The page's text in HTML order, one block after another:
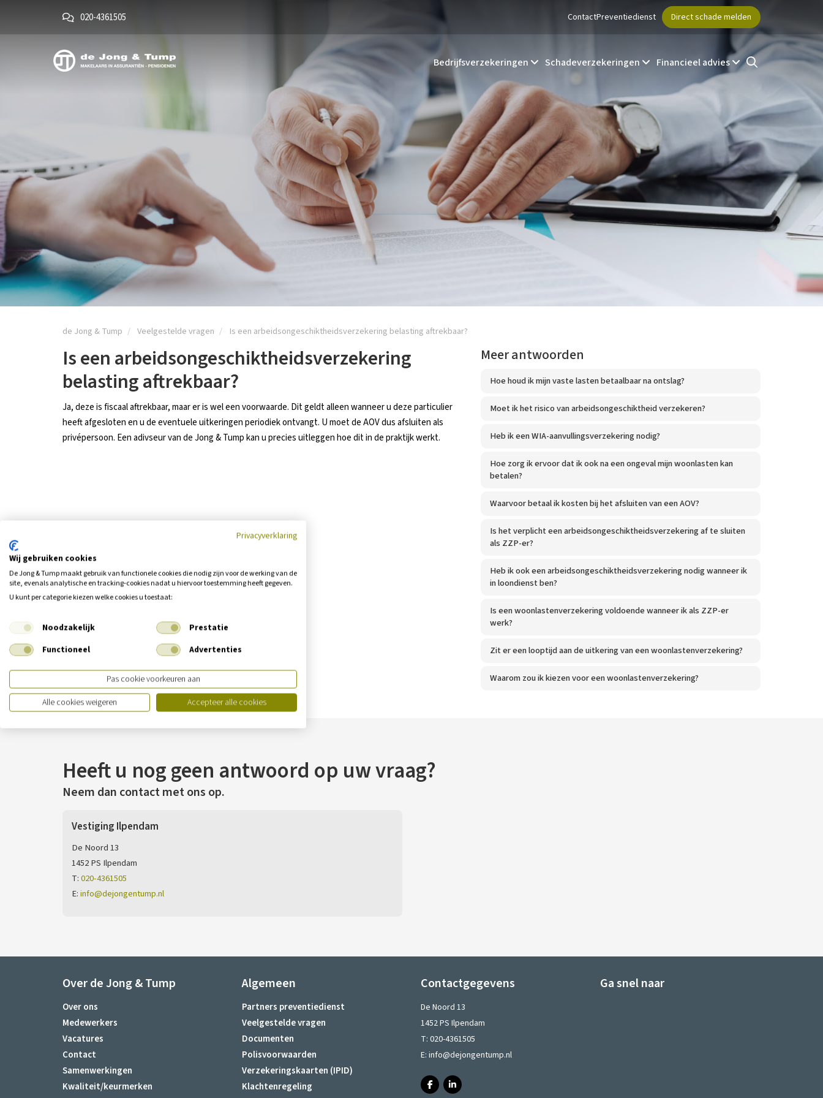
020-4361505 ContactPreventiedienst Direct schade melden
Bedrijfsverzekeringen Schadeverzekeringen Financieel advies
de Jong & Tump Veelgestelde vragen Is een arbeidsongeschiktheidsverzekering belasting aftrekbaar?
Is een arbeidsongeschiktheidsverzekering
belasting aftrekbaar?
Ja, deze is fiscaal aftrekbaar, maar er is wel een voorwaarde. Dit geldt alleen wanneer u deze particulier
heeft afgesloten en u de eventuele uitkeringen periodiek ontvangt. U moet de AOV dus afsluiten als
privépersoon. Een adivseur van de Jong & Tump kan u precies uitleggen hoe dit in de praktijk werkt.
Meer antwoorden
Hoe houd ik mijn vaste lasten betaalbaar na ontslag?
Moet ik het risico van arbeidsongeschiktheid verzekeren?
Heb ik een WIA-aanvullingsverzekering nodig?
Hoe zorg ik ervoor dat ik ook na een ongeval mijn woonlasten kan
betalen?
Waarvoor betaal ik kosten bij het afsluiten van een AOV?
Is het verplicht een arbeidsongeschiktheidsverzekering af te sluiten
als ZZP-er?
Heb ik ook een arbeidsongeschiktheidsverzekering nodig wanneer ik
in loondienst ben?
Is een woonlastenverzekering voldoende wanneer ik als ZZP-er
werk?
Zit er een looptijd aan de uitkering van een woonlastenverzekering?
Waarom zou ik kiezen voor een woonlastenverzekering?
Heeft u nog geen antwoord op uw vraag?
Neem dan contact met ons op.
Vestiging Ilpendam
De Noord 13
1452 PS Ilpendam
T:020-4361505
E:info@dejongentump.nl
Over de Jong & Tump
Over ons
Medewerkers
Vacatures
Contact
Samenwerkingen
Kwaliteit/keurmerken
Algemeen
Partners preventiedienst
Veelgestelde vragen
Documenten
Polisvoorwaarden
Verzekeringskaarten (IPID)
Klachtenregeling
Contactgegevens
De Noord 13
1452 PS Ilpendam
T: 020-4361505
E: info@dejongentump.nl
Ga snel naar
Privacyverklaring
Wij gebruiken cookies
De Jong & Tump maakt gebruik van functionele cookies die nodig zijn voor de werking van de
site, evenals analytische en tracking‑cookies nadat u hiervoor toestemming heeft gegeven.
U kunt per categorie kiezen welke cookies u toestaat:
Noodzakelijk
Prestatie
Functioneel
Advertenties
Pas cookie voorkeuren aan
Alle cookies weigeren
Accepteer alle cookies